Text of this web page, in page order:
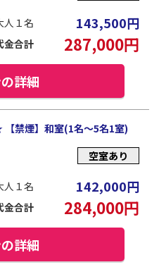
人１名 143,500円
金合計 287,000円
詳細
禁煙】和室(1名～5名1室)
空室あり
人１名 142,000円
金合計 284,000円
詳細